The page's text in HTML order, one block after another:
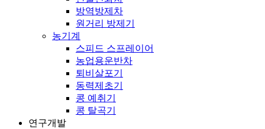
방역방제차
원거리 방제기
농기계
스피드 스프레이어
농업용운반차
퇴비살포기
동력제초기
콩 예취기
콩 탈곡기
연구개발